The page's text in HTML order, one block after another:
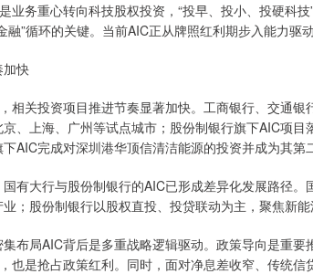
业务重心转向科技股权投资，“投早、投小、投硬科
”循环的关键。当前AIC正从牌照红利期步入能力驱
快
关投资项目推进节奏显著加快。工商银行、交通银
、上海、广州等试点城市；股份制银行旗下AIC项
AIC完成对深圳港华顶信清洁能源的投资并成为其第
大行与股份制银行的AIC已形成差异化发展路径。
；股份制银行以股权直投、投贷联动为主，聚焦新
局AIC背后是多重战略逻辑驱动。政策导向是重要
也是抢占政策红利。同时，面对净息差收窄、传统信